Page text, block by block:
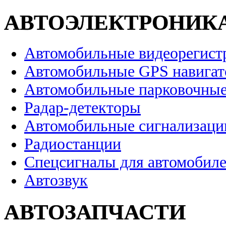
Автомобильные
Автомобильные GPS
Автомобильные
Радар-детекторы
Автомобильные
Радиостанции
Спецсигналы для
Автозвук
АВТОЗАПЧАСТИ